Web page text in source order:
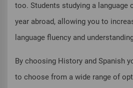
too. Students studying a language
year abroad, allowing you to
language fluency and
By choosing History and Spanish
to choose from a wide range of